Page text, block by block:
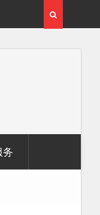
的飞马机载激光雷达点
务